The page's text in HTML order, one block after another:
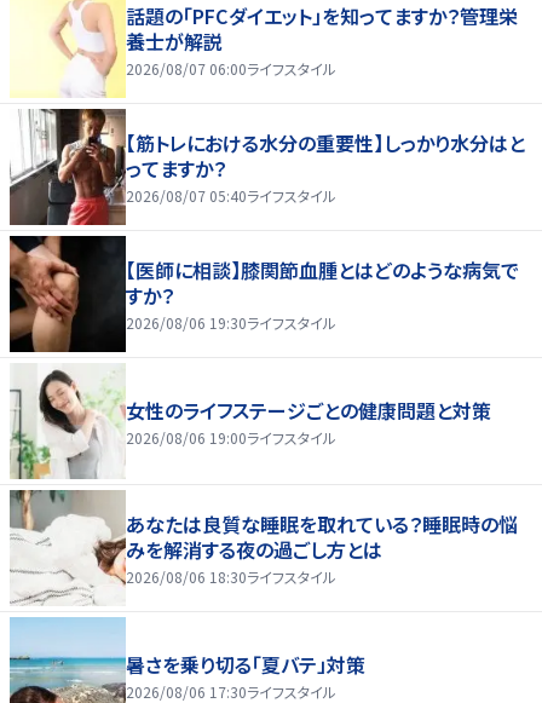
話題の「PFCダイエット」を知ってますか？管理栄
養士が解説
2026/08/07 06:00ライフスタイル
【筋トレにおける水分の重要性】しっかり水分はと
ってますか？
2026/08/07 05:40ライフスタイル
【医師に相談】膝関節血腫とはどのような病気で
すか？
2026/08/06 19:30ライフスタイル
女性のライフステージごとの健康問題と対策
2026/08/06 19:00ライフスタイル
あなたは良質な睡眠を取れている？睡眠時の悩
みを解消する夜の過ごし方とは
2026/08/06 18:30ライフスタイル
暑さを乗り切る「夏バテ」対策
2026/08/06 17:30ライフスタイル